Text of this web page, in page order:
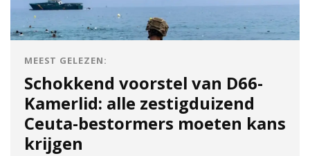
MEEST GELEZEN:
Schokkend voorstel van D66-
Kamerlid: alle zestigduizend
Ceuta-bestormers moeten kans
krijgen